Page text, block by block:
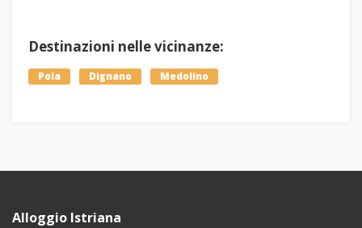
Destinazioni nelle vicinanze:
Pola Dignano Medolino
Alloggio Istriana